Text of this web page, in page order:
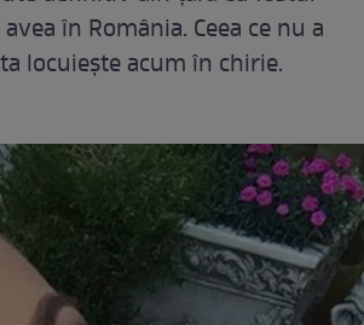
în România. Ceea ce nu a
locuiește acum în chirie.